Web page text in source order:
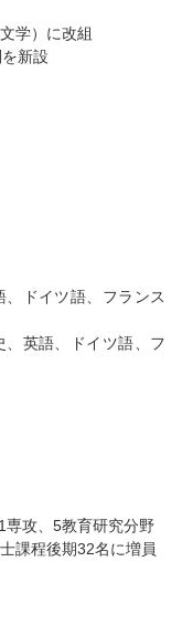
学）に改組
新設
ドイツ語、フランス
英語、ドイツ語、フ
専攻、5教育研究分野
課程後期32名に増員